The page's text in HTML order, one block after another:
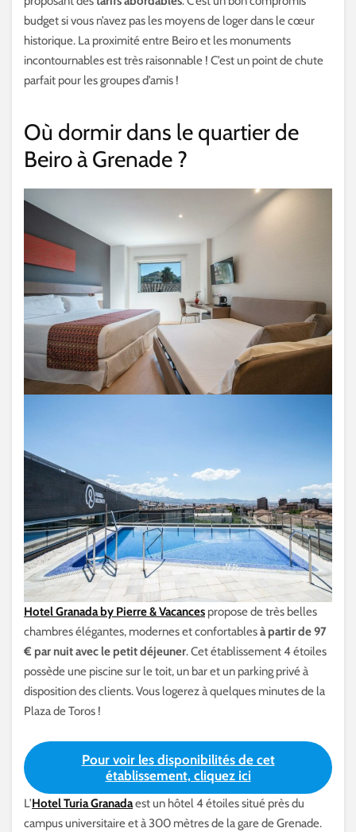
budget si vous n’avez pas les moyens de loger dans le cœur
historique. La proximité entre Beiro et les monuments
incontournables est très raisonnable ! C’est un point de chute
parfait pour les groupes d’amis !
Où dormir dans le quartier de
Beiro à Grenade ?
Hotel Granada by Pierre & Vacances propose de très belles
chambres élégantes, modernes et confortablesà partir de 97
€ par nuit avec le petit déjeuner. Cet établissement 4 étoiles
possède une piscine sur le toit, un bar et un parking privé à
disposition des clients. Vous logerez à quelques minutes de la
Plaza de Toros !
Pour voir les disponibilités de cet
établissement, cliquez ici
L’Hotel Turia Granadaest un hôtel 4 étoiles situé près du
campus universitaire et à 300 mètres de la gare de Grenade.